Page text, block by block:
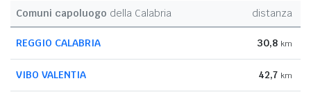
Comuni capoluogo della Calabria distanza
REGGIO CALABRIA 30,8 km
VIBO VALENTIA 42,7 km